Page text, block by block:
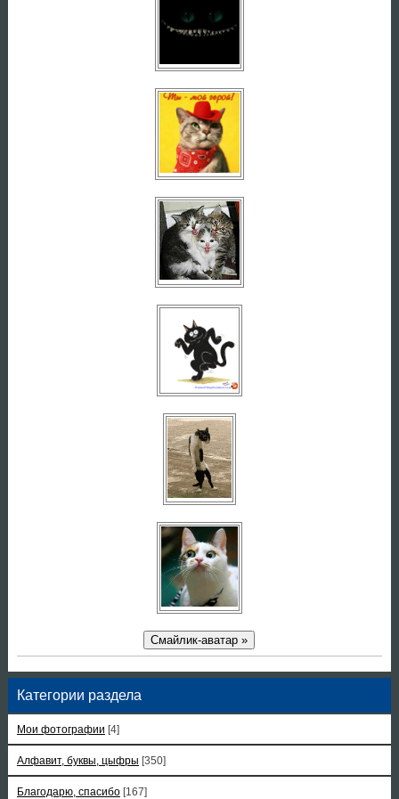
Смайлик-аватар »
Категории раздела
Мои фотографии [4]
Алфавит, буквы, цыфры [350]
Благодарю, спасибо [167]